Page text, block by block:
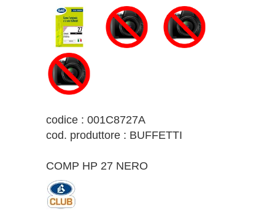
codice : 001C8727A
cod. produttore : BUFFETTI
COMP HP 27 NERO